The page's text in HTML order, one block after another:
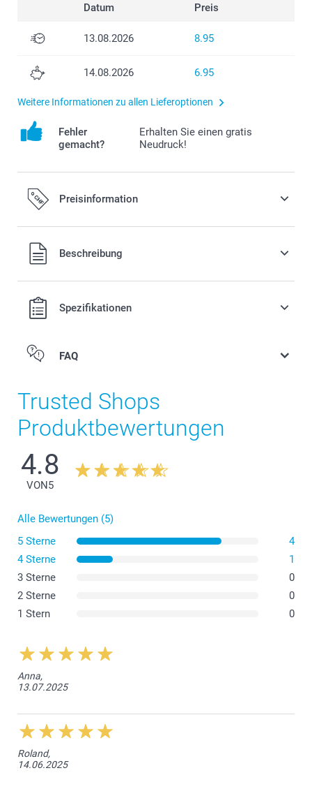
Datum Preis
13.08.2026 8.95
14.08.2026 6.95
Weitere Informationen zu allen Lieferoptionen
Fehler
gemacht?
Erhalten Sie einen gratis
Neudruck!
Preisinformation
Alle Preise verstehen sich in Schweizer Franken (CHF) inkl.
MwSt. und zzgl. Versandkosten.
Beschreibung
Spezifikationen
FAQ
Trusted Shops
Produktbewertungen
4.8
VON5
Alle Bewertungen (5)
5 Sterne
4
4 Sterne
1
3 Sterne
0
2 Sterne
0
1 Stern
0
Anna,
13.07.2025
Roland,
14.06.2025